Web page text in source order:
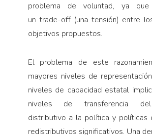
problema de voluntad, ya
un trade-off (una tensión) entre
objetivos propuestos.
El problema de este
mayores niveles de
niveles de capacidad estatal
niveles de transferencia
distributivo a la política y políticas
redistributivos significativos. Una